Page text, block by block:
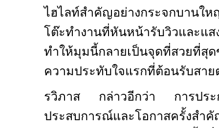
ไฮไลท์สำคัญอย่างกระจกบานใ
โต๊ะทำงานที่หันหน้ารับวิวและแส
ทำให้มุมนี้กลายเป็นจุดที่สวยที่สุ
ความประทับใจแรกที่ต้อนรับสา
รวิภาส กล่าวอีกว่า การปร
ประสบการณ์และโอกาสครั้งสำ